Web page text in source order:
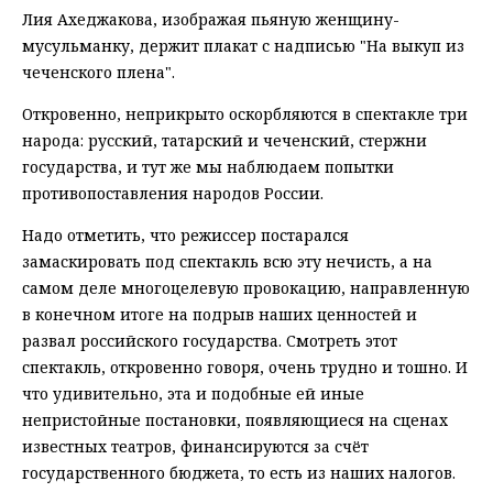
Лия Ахеджакова, изображая пьяную женщину-
мусульманку, держит плакат с надписью "На выкуп из
чеченского плена".
Откровенно, неприкрыто оскорбляются в спектакле три
народа: русский, татарский и чеченский, стержни
государства, и тут же мы наблюдаем попытки
противопоставления народов России.
Надо отметить, что режиссер постарался
замаскировать под спектакль всю эту нечисть, а на
самом деле многоцелевую провокацию, направленную
в конечном итоге на подрыв наших ценностей и
развал российского государства. Смотреть этот
спектакль, откровенно говоря, очень трудно и тошно. И
что удивительно, эта и подобные ей иные
непристойные постановки, появляющиеся на сценах
известных театров, финансируются за счёт
государственного бюджета, то есть из наших налогов.